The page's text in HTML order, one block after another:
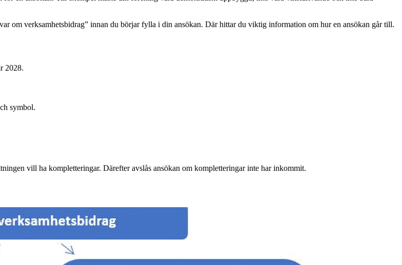
om verksamhetsbidrag” innan du börjar fylla i din ansökan. Där hittar du viktig information om hur en ansökan går till.
2028.
symbol.
vill ha kompletteringar. Därefter avslås ansökan om kompletteringar inte har inkommit.